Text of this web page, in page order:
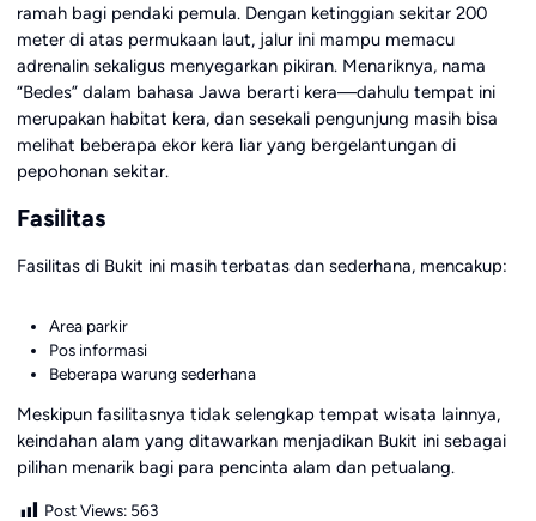
ramah bagi pendaki pemula. Dengan ketinggian sekitar 200
meter di atas permukaan laut, jalur ini mampu memacu
adrenalin sekaligus menyegarkan pikiran. Menariknya, nama
“Bedes” dalam bahasa Jawa berarti kera—dahulu tempat ini
merupakan habitat kera, dan sesekali pengunjung masih bisa
melihat beberapa ekor kera liar yang bergelantungan di
pepohonan sekitar.
Fasilitas
Fasilitas di Bukit ini masih terbatas dan sederhana, mencakup:
Area parkir
Pos informasi
Beberapa warung sederhana
Meskipun fasilitasnya tidak selengkap tempat wisata lainnya,
keindahan alam yang ditawarkan menjadikan Bukit ini sebagai
pilihan menarik bagi para pencinta alam dan petualang.
Post Views: 563